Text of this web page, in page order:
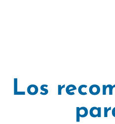
Los